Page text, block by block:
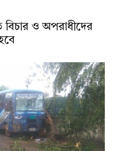
বিচার ও অপরাধীদের